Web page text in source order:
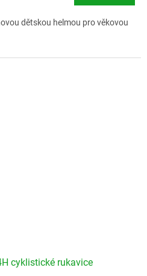
dětskou helmou pro věkovou
cyklistické rukavice